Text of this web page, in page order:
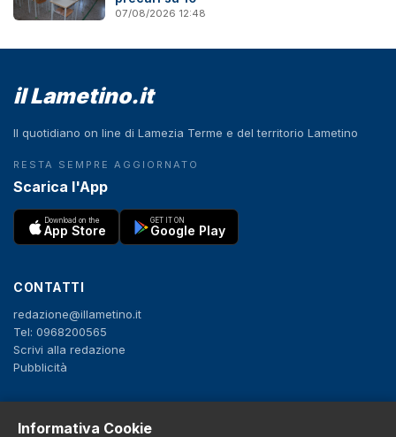
07/08/2026 12:48
il Lametino.it
Il quotidiano on line di Lamezia Terme e del territorio Lametino
RESTA SEMPRE AGGIORNATO
Scarica l'App
Download on the
App Store
GET IT ON
Google Play
CONTATTI
redazione@illametino.it
Tel: 0968200565
Scrivi alla redazione
Pubblicità
Informativa Cookie